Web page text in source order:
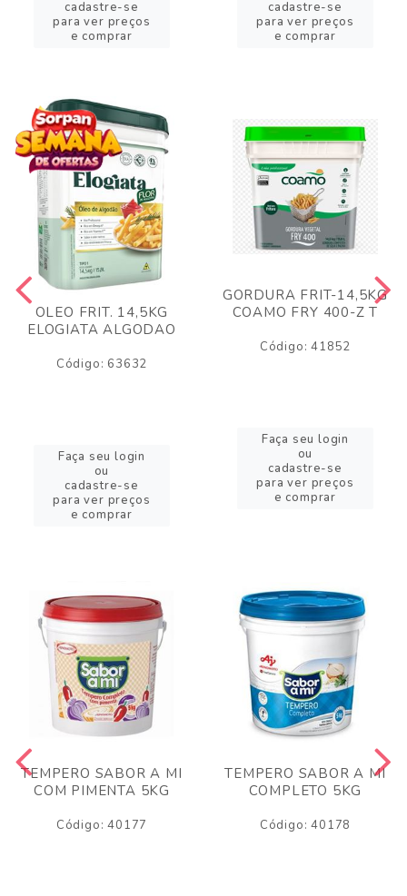
cadastre-se
para ver preços
e comprar
cadastre-se
para ver preços
e comprar
OLEO FRIT. 14,5KG
ELOGIATA ALGODAO
Código: 63632
Faça seu login
ou
cadastre-se
para ver preços
e comprar
GORDURA FRIT-14,5KG
COAMO FRY 400-Z T
Código: 41852
Faça seu login
ou
cadastre-se
para ver preços
e comprar
TEMPERO SABOR A MI
COM PIMENTA 5KG
Código: 40177
TEMPERO SABOR A MI
COMPLETO 5KG
Código: 40178